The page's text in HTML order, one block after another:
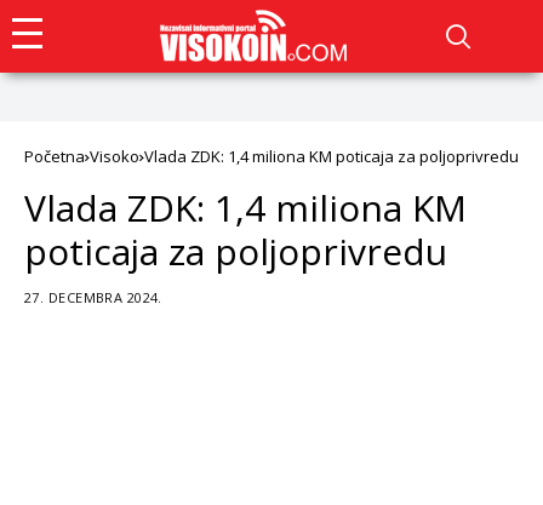
Početna Visoko Vlada ZDK: 1,4 miliona KM poticaja za poljoprivredu
Vlada ZDK: 1,4 miliona KM
poticaja za poljoprivredu
27. DECEMBRA 2024.